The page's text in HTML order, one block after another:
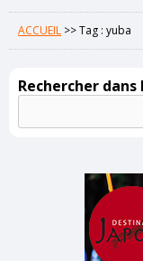
ACCUEIL >>Tag : yuba
Rechercher